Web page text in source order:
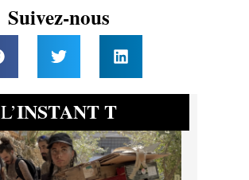
Suivez-nous
L’INSTANT T